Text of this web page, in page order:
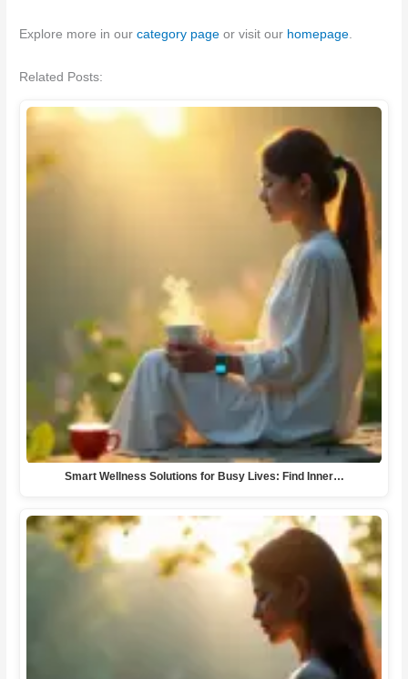
Explore more in ourcategory page or visit our homepage.
Related Posts:
Smart Wellness Solutions for Busy Lives: Find Inner…